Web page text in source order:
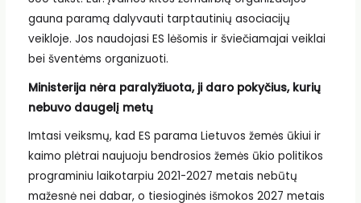
gauna paramą dalyvauti tarptautinių asociacijų
veikloje. Jos naudojasi ES lėšomis ir šviečiamajai veiklai
bei šventėms organizuoti.
Ministerija nėra paralyžiuota, ji daro pokyčius, kurių
nebuvo daugelį metų
Imtasi veiksmų, kad ES parama Lietuvos žemės ūkiui ir
kaimo plėtrai naujuoju bendrosios žemės ūkio politikos
programiniu laikotarpiu 2021-2027 metais nebūtų
mažesnė nei dabar, o tiesioginės išmokos 2027 metais